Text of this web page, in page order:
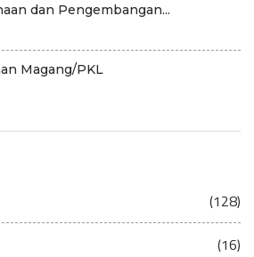
dan Pengembangan...
Magang/PKL
(128)
(16)